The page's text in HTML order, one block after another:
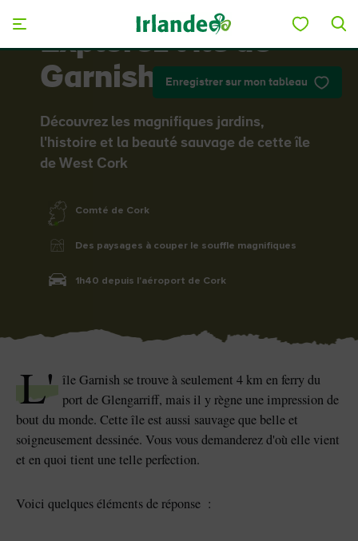
Pierre de Blarney au
château de Blarney
Enregistrer sur mon tableau
Explorez l'île de
Garnish
Découvrez les magnifiques jardins,
l'histoire et la beauté sauvage de cette île
de West Cork
Comté de Cork
Des paysages à couper le souffle magnifiques
1h40 depuis l'aéroport de Cork
L' île Garnish se trouve à seulement 4 km en ferry du
port de Glengarriff, mais il y règne une impression de
bout du monde. Cette île est aussi sauvage que belle et
soigneusement dessinée. Vous vous demanderez d'où elle vient
et en quoi tient une telle perfection.
Voici quelques éléments de réponse :